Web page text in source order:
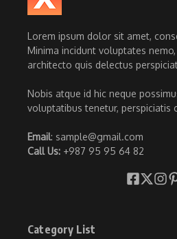
Lorem ipsum dolor sit amet,
Minima incidunt voluptates
architecto quis delectus
Nobis atque id hic neque
voluptatibus tenetur, perspiciatis
Email: sample@gmail.com
Call Us: +987 95 95 64 82
Category List